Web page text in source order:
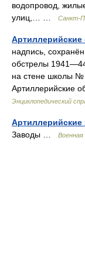
водопровод,
улиц,… …
Санкт-
надпись,
обстрелы
на стене школы №
Артиллерийские
Энциклопедический
Артиллерийские
Заводы …
Военная